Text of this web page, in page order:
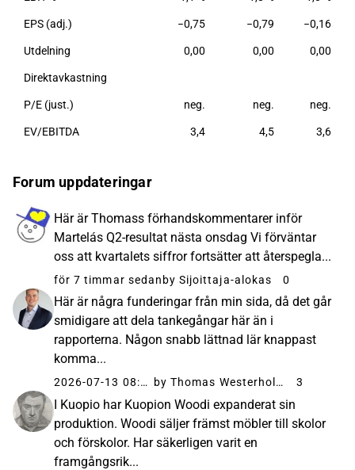
EPS (adj.) −0,75 −0,79 −0,16
Utdelning 0,00 0,00 0,00
Direktavkastning
P/E (just.) neg. neg. neg.
EV/EBITDA 3,4 4,5 3,6
Forum uppdateringar
Här är Thomass förhandskommentarer inför
Martelás Q2-resultat nästa onsdag Vi förväntar
oss att kvartalets siffror fortsätter att återspegla...
för 7 timmar sedanby Sijoittaja-alokas 0
Här är några funderingar från min sida, då det går
smidigare att dela tankegångar här än i
rapporterna. Någon snabb lättnad lär knappast
komma...
2026-07-13 08:01 by Thomas Westerholm 3
I Kuopio har Kuopion Woodi expanderat sin
produktion. Woodi säljer främst möbler till skolor
och förskolor. Har säkerligen varit en
framgångsrik...